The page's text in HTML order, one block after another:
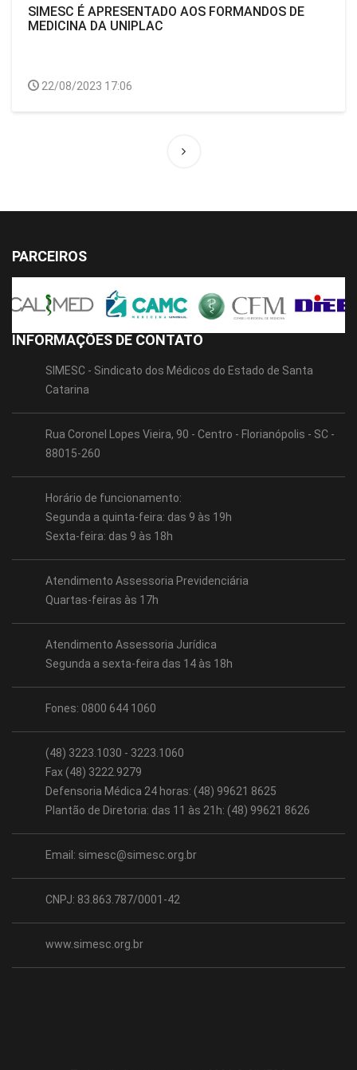
SIMESC É APRESENTADO AOS FORMANDOS DE
MEDICINA DA UNIPLAC
22/08/2023 17:06
PARCEIROS
INFORMAÇÕES DE CONTATO
SIMESC - Sindicato dos Médicos do Estado de Santa
Catarina
Rua Coronel Lopes Vieira, 90 - Centro - Florianópolis - SC -
88015-260
Horário de funcionamento:
Segunda a quinta-feira: das 9 às 19h
Sexta-feira: das 9 às 18h
Atendimento Assessoria Previdenciária
Quartas-feiras às 17h
Atendimento Assessoria Jurídica
Segunda a sexta-feira das 14 às 18h
Fones: 0800 644 1060
(48) 3223.1030 - 3223.1060
Fax (48) 3222.9279
Defensoria Médica 24 horas: (48) 99621 8625
Plantão de Diretoria: das 11 às 21h: (48) 99621 8626
Email: simesc@simesc.org.br
CNPJ: 83.863.787/0001-42
www.simesc.org.br